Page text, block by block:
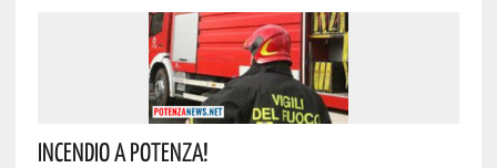
Incendio A Potenza!